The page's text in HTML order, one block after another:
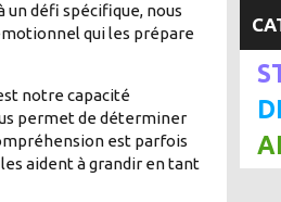
un défi spécifique, nous
qui les prépare
notre capacité
permet de déterminer
est parfois
aident à grandir en tant